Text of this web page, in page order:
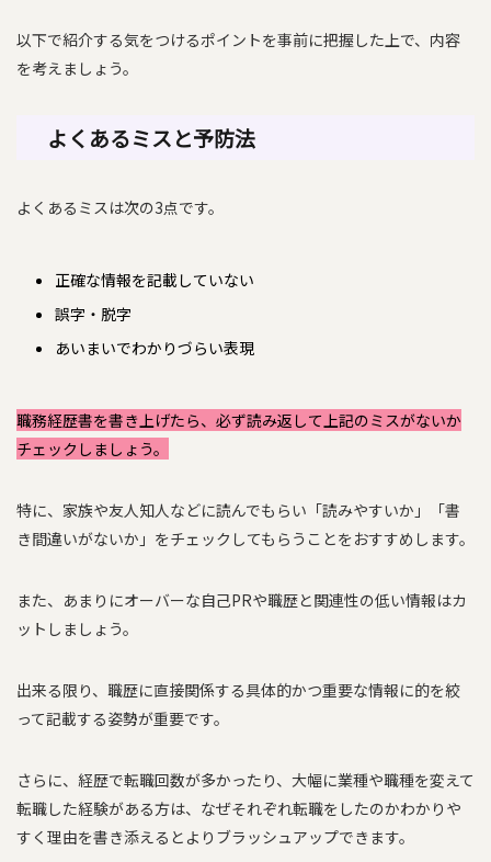
以下で紹介する気をつけるポイントを事前に把握した上で、内容
を考えましょう。
よくあるミスと予防法
よくあるミスは次の3点です。
正確な情報を記載していない
誤字・脱字
あいまいでわかりづらい表現
職務経歴書を書き上げたら、必ず読み返して上記のミスがないか
チェックしましょう。
特に、家族や友人知人などに読んでもらい「読みやすいか」「書
き間違いがないか」をチェックしてもらうことをおすすめします。
また、あまりにオーバーな自己PRや職歴と関連性の低い情報はカ
ットしましょう。
出来る限り、職歴に直接関係する具体的かつ重要な情報に的を絞
って記載する姿勢が重要です。
さらに、経歴で転職回数が多かったり、大幅に業種や職種を変えて
転職した経験がある方は、なぜそれぞれ転職をしたのかわかりや
すく理由を書き添えるとよりブラッシュアップできます。